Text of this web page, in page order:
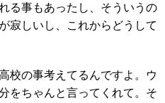
る事もあったし、そういうの
寂しいし、これからどうして
校の事考えてるんですよ。ウ
をちゃんと言ってくれて。そ